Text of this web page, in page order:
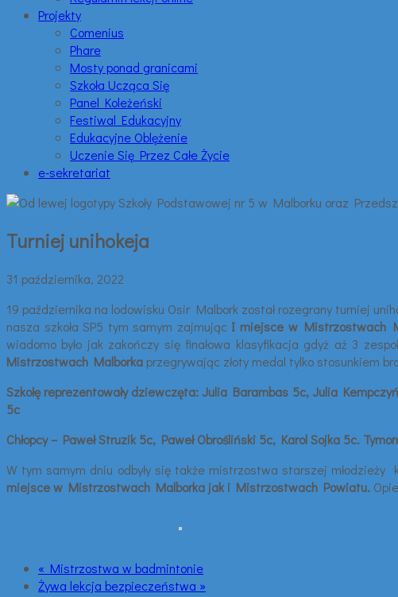
Projekty
Comenius
Phare
Mosty ponad granicami
Szkoła Ucząca Się
Panel Koleżeński
Festiwal Edukacyjny
Edukacyjne Oblężenie
Uczenie Się Przez Całe Życie
e-sekretariat
Turniej unihokeja
31 października, 2022
19 października na lodowisku Osir Malbork został rozegrany turniej
nasza szkoła SP5 tym samym zajmując I miejsce w Mistrzostwach
wiadomo było jak zakończy się finałowa klasyfikacja gdyż aż 3
Mistrzostwach Malborka przegrywając złoty medal tylko stosunkiem
Szkołę reprezentowały dziewczęta: Julia Barambas 5c, Julia
5c
Chłopcy – Paweł Struzik 5c, Paweł Obrośliński 5c, Karol Sojka 5c.
W tym samym dniu odbyły się także mistrzostwa starszej
miejsce w Mistrzostwach Malborka jak i Mistrzostwach Powiatu.
« Mistrzostwa w badmintonie
Żywa lekcja bezpieczeństwa »